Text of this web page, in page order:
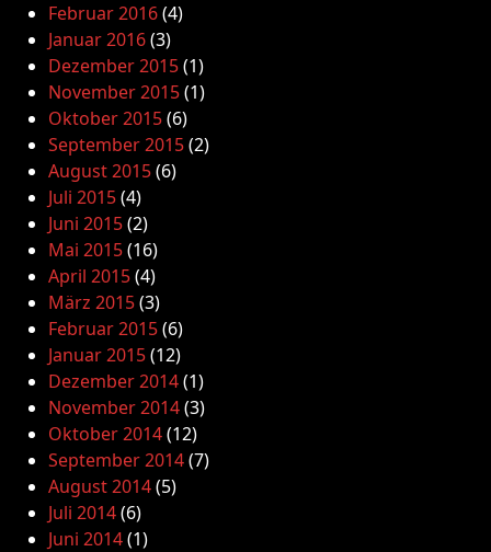
Februar 2016(4)
Januar 2016(3)
Dezember 2015(1)
November 2015(1)
Oktober 2015(6)
September 2015(2)
August 2015(6)
Juli 2015(4)
Juni 2015(2)
Mai 2015(16)
April 2015(4)
März 2015(3)
Februar 2015(6)
Januar 2015(12)
Dezember 2014(1)
November 2014(3)
Oktober 2014(12)
September 2014(7)
August 2014(5)
Juli 2014(6)
Juni 2014(1)